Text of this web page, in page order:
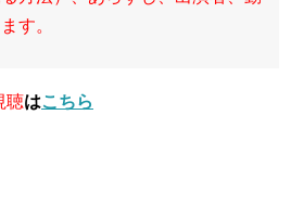
す。
聴はこちら